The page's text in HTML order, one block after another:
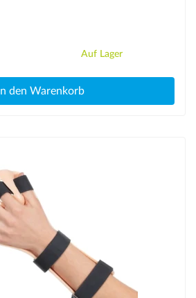
Auf Lager
In den Warenkorb